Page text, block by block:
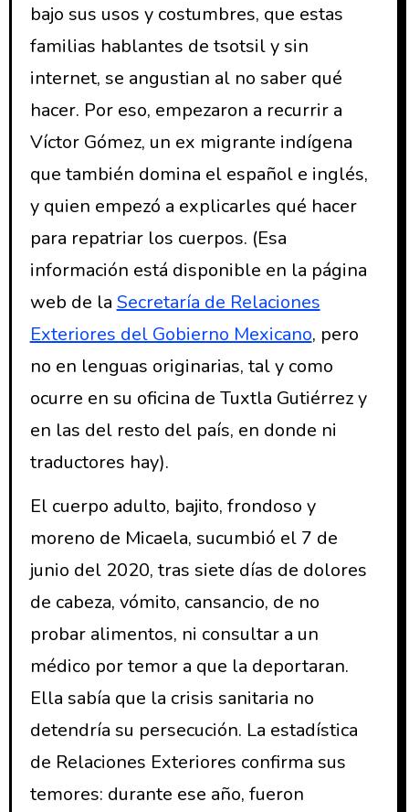
bajo sus usos y costumbres, que estas
familias hablantes de tsotsil y sin
internet, se angustian al no saber qué
hacer. Por eso, empezaron a recurrir a
Víctor Gómez, un ex migrante indígena
que también domina el español e inglés,
y quien empezó a explicarles qué hacer
para repatriar los cuerpos. (Esa
información está disponible en la página
web de la Secretaría de Relaciones
Exteriores del Gobierno Mexicano, pero
no en lenguas originarias, tal y como
ocurre en su oficina de Tuxtla Gutiérrez y
en las del resto del país, en donde ni
traductores hay).
El cuerpo adulto, bajito, frondoso y
moreno de Micaela, sucumbió el 7 de
junio del 2020, tras siete días de dolores
de cabeza, vómito, cansancio, de no
probar alimentos, ni consultar a un
médico por temor a que la deportaran.
Ella sabía que la crisis sanitaria no
detendría su persecución. La estadística
de Relaciones Exteriores confirma sus
temores: durante ese año, fueron